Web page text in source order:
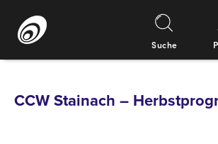
Inhalt
Suche
CCW Stainach –